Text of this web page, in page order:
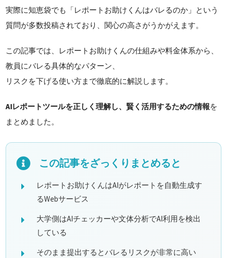
実際に知恵袋でも「レポートお助けくんはバレるのか」という
質問が多数投稿されており、関心の高さがうかがえます。
この記事では、レポートお助けくんの仕組みや料金体系から、
教員にバレる具体的なパターン、
リスクを下げる使い方まで徹底的に解説します。
AIレポートツールを正しく理解し、賢く活用するための情報を
まとめました。
この記事をざっくりまとめると
レポートお助けくんはAIがレポートを自動生成す
るWebサービス
大学側はAIチェッカーや文体分析でAI利用を検出
している
そのまま提出するとバレるリスクが非常に高い